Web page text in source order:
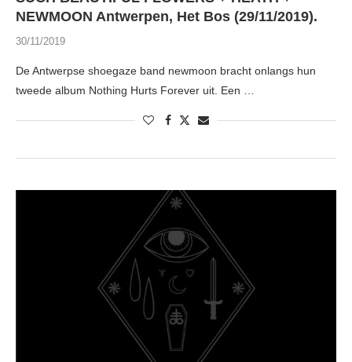
NEWMOON Antwerpen, Het Bos (29/11/2019).
30/11/2019
De Antwerpse shoegaze band newmoon bracht onlangs hun
tweede album Nothing Hurts Forever uit. Een …